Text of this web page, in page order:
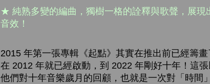
★ 純熟多變的編曲，獨樹一格的詮釋與歌聲，展
音效！
2015 年第一張專輯《起點》其實在推出前已經籌
在 2012 年就已經啟動，到 2022 年剛好十年！這
他們對十年音樂歲月的回顧，也就是一次對「時間